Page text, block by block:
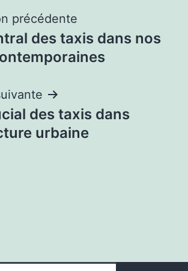
précédente
des taxis dans nos
des taxis dans
urbaine